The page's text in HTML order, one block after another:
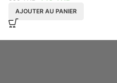
AJOUTER AU PANIER